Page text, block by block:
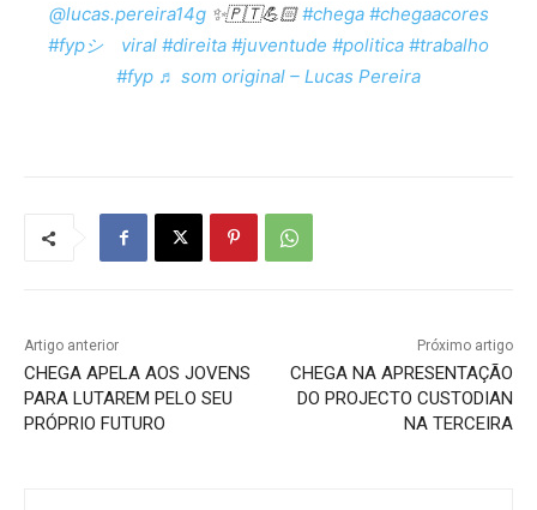
@lucas.pereira14g✨️🇵🇹💪🏻#chega #chegaacores
#fypシ゚viral #direita #juventude #politica #trabalho
#fyp ♬ som original – Lucas Pereira
Artigo anterior
CHEGA APELA AOS JOVENS
PARA LUTAREM PELO SEU
PRÓPRIO FUTURO
Próximo artigo
CHEGA NA APRESENTAÇÃO
DO PROJECTO CUSTODIAN
NA TERCEIRA